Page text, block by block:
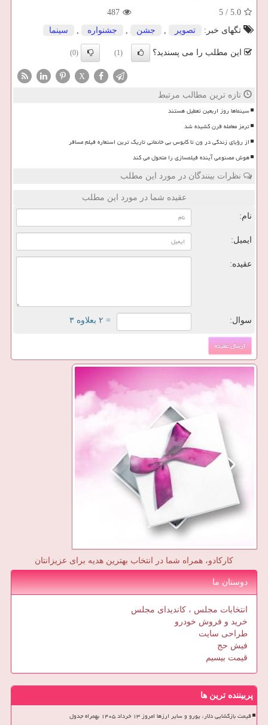
5.0
/
5
487
تگهای خبر:
تصویر , جشن , جشنواره , سینما
این مطلب را می پسندید؟ (1)
(0)
X
تازه ترین مطالب مرتبط
سینماها روز اربعین تعطیل هستند
ترمز معامله قرن کشیده شد
از رؤیای زندگی در ون تا کابوس بی خانمانی تاریک ترین استعاره فیلم مسافر
هوش مصنوعی آینده فیلمسازی را متحول می کند
نظرات بینندگان در مورد این مطلب
عقیده شما در مورد این مطلب
نام:
ایمیل:
عقیده:
سوال: = ۲ بعلاوه ۳
کارکادو، همراه شما در انتخاب بهترین هدیه برای عزیزانتان
دوستان ما
انتخابات مجلس ، کاندیدای مجلس
خرید و فروش خودرو
طراحی سایت
فیش حج
قیمت بیسیم
پربیننده ترین ها
قیمت بازگشایی دلار، یورو و سایر ارزها امروز ۱۳ خرداد ۱۴۰۵ بهمراه جدول